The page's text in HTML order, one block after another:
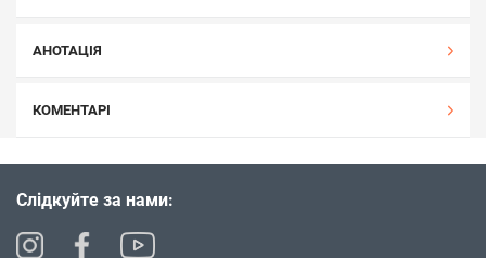
АНОТАЦІЯ
КОМЕНТАРІ
Слідкуйте за нами: